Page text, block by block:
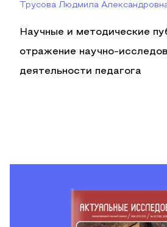
Трусова Людмила
Научные и методические
отражение научно-
деятельности педагога